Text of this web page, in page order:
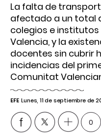
La falta de
afectado a un total
colegios e
Valencia, y la
docentes sin cubrir
incidencias del
Comunitat
EFE Lunes, 11 de septiembre de
0